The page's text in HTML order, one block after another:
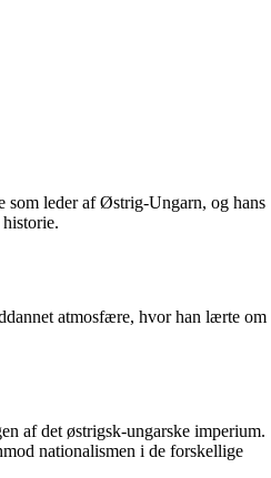
som leder af Østrig-Ungarn, og hans
atmosfære, hvor han lærte om
af ​​det østrigsk-ungarske imperium.
nationalismen i de forskellige